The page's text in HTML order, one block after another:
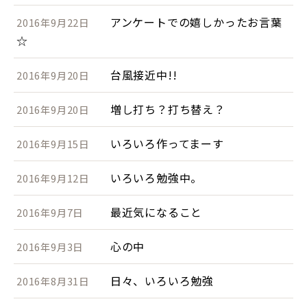
2016年9月22日
アンケートでの嬉しかったお言葉
☆
2016年9月20日 台風接近中!!
2016年9月20日 増し打ち？打ち替え？
2016年9月15日 いろいろ作ってまーす
2016年9月12日 いろいろ勉強中。
2016年9月7日 最近気になること
2016年9月3日 心の中
2016年8月31日 日々、いろいろ勉強